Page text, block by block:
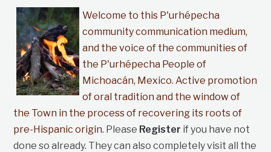
Welcome to this P'urhépecha
community communication medium,
and the voice of the communities of
the P'urhépecha People of
Michoacán, Mexico. Active promotion
of oral tradition and the window of
the Town in the process of recovering its roots of
pre-Hispanic origin. Please Register if you have not
done so already. They can also completely visit all the